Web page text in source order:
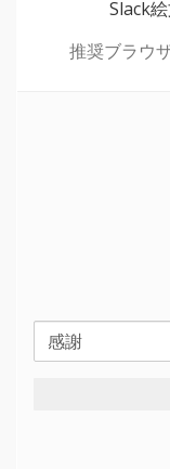
Slack
推奨ブラウ